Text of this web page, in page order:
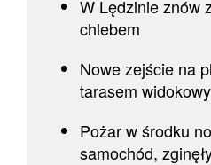
W Lędzinie znów
chlebem
Nowe zejście na
tarasem
Pożar w środku
samochód,